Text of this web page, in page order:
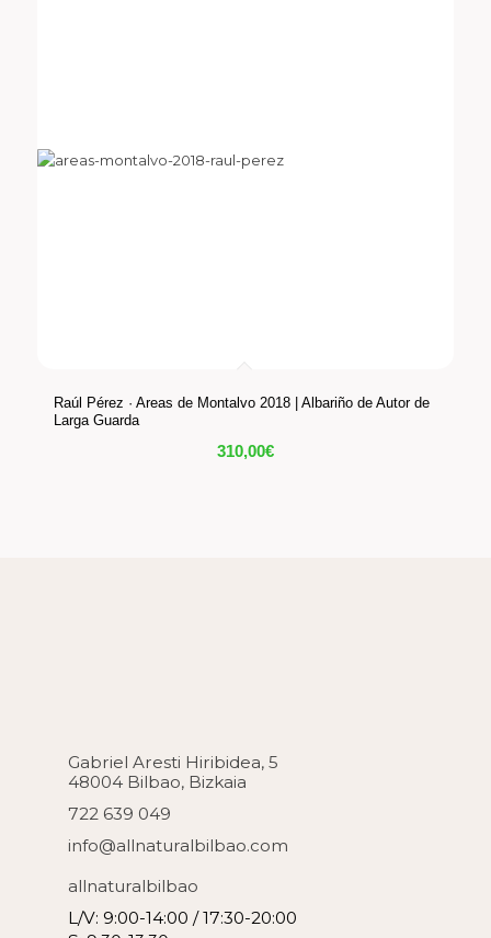
Raúl Pérez · Areas de Montalvo 2018 | Albariño de Autor de
Larga Guarda
310,00€
Gabriel Aresti Hiribidea, 5
48004 Bilbao, Bizkaia
722 639 049
info@allnaturalbilbao.com
allnaturalbilbao
L/V: 9:00-14:00 / 17:30-20:00